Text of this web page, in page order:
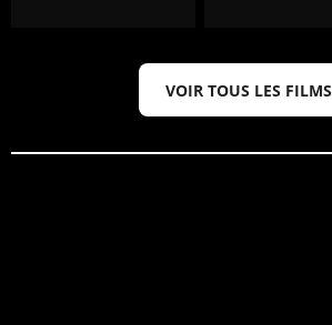
VOIR TOUS LES FILMS